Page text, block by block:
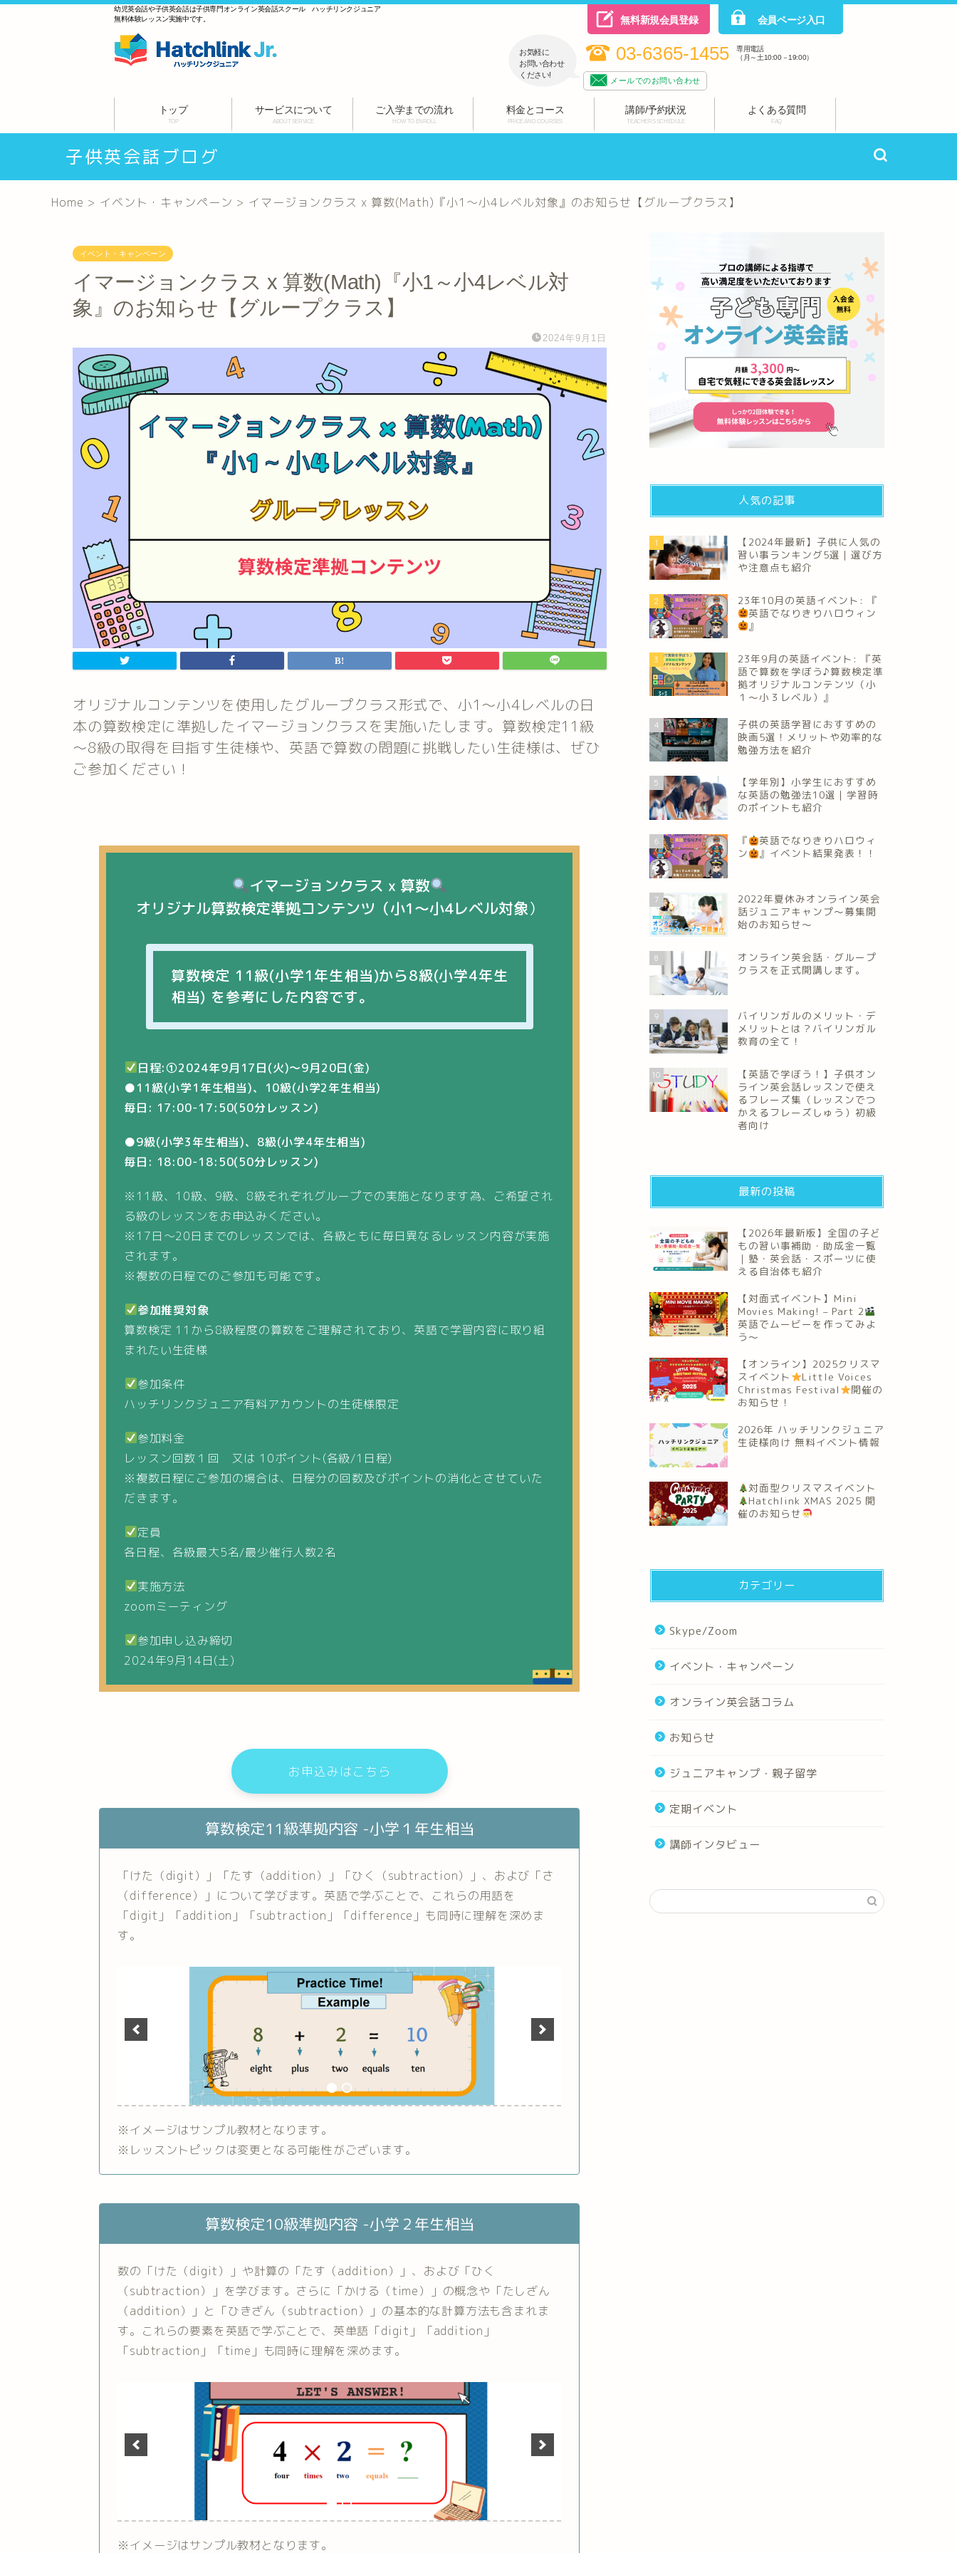
幼児英会話や子供英会話は子供専門オンライン英会話スクール ハッチリンクジュニア
無料体験レッスン実施中です。
無料新規会員登録 会員ページ入口
03-6365-1455
専用電話
（月～土10:00－19:00）
メールでのお問い合わせ
お気軽に
お問い合わせ
ください!
トップ
TOP
サービスについて
ABOUT SERVICE
ご入学までの流れ
HOW TO ENROLL
料金とコース
PRICE AND COURSES
講師/予約状況
TEACHERS SCHEDULE
よくある質問
FAQ
子供英会話ブログ
Home > イベント・キャンペーン > イマージョンクラス x 算数(Math)『小1～小4レベル対象』のお知らせ【グループクラス】
イベント・キャンペーン
イマージョンクラス x 算数(Math)『小1～小4レベル対
象』のお知らせ【グループクラス】
2024年9月1日
オリジナルコンテンツを使用したグループクラス形式で、小1～小4レベルの日
本の算数検定に準拠したイマージョンクラスを実施いたします。算数検定11級
～8級の取得を目指す生徒様や、英語で算数の問題に挑戦したい生徒様は、ぜひ
ご参加ください！
イマージョンクラス x 算数
オリジナル算数検定準拠コンテンツ（小1～小4レベル対象）
算数検定 11級(小学1年生相当)から8級(小学4年生
相当) を参考にした内容です。
日程:①2024年9月17日(火)～9月20日(金)
●11級(小学1年生相当)、10級(小学2年生相当)
毎日: 17:00-17:50(50分レッスン)
●9級(小学3年生相当)、8級(小学4年生相当)
毎日: 18:00-18:50(50分レッスン)
※11級、10級、9級、8級それぞれグループでの実施となります為、ご希望され
る級のレッスンをお申込みください。
※17日～20日までのレッスンでは、各級ともに毎日異なるレッスン内容が実施
されます。
※複数の日程でのご参加も可能です。
参加推奨対象
算数検定 11から8級程度の算数をご理解されており、英語で学習内容に取り組
まれたい生徒様
参加条件
ハッチリンクジュニア有料アカウントの生徒様限定
参加料金
レッスン回数１回 又は 10ポイント(各級/1日程)
※複数日程にご参加の場合は、日程分の回数及びポイントの消化とさせていた
だきます。
定員
各日程、各級最大5名/最少催行人数2名
実施方法
zoomミーティング
参加申し込み締切
2024年9月14日(土)
お申込みはこちら
算数検定11級準拠内容 -小学１年生相当
「けた（digit）」「たす（addition）」「ひく（subtraction）」、および「さ
（difference）」について学びます。英語で学ぶことで、これらの用語を
「digit」「addition」「subtraction」「difference」も同時に理解を深めま
す。
※イメージはサンプル教材となります。
※レッスントピックは変更となる可能性がございます。
算数検定10級準拠内容 -小学２年生相当
数の「けた（digit）」や計算の「たす（addition）」、および「ひく
（subtraction）」を学びます。さらに「かける（time）」の概念や「たしざん
（addition）」と「ひきざん（subtraction）」の基本的な計算方法も含まれま
す。これらの要素を英語で学ぶことで、英単語「digit」「addition」
「subtraction」「time」も同時に理解を深めます。
※イメージはサンプル教材となります。
人気の記事
1
【2024年最新】子供に人気の
習い事ランキング5選｜選び方
や注意点も紹介
2
23年10月の英語イベント: 『
英語でなりきりハロウィン
』
3
23年9月の英語イベント: 『英
語で算数を学ぼう♪算数検定準
拠オリジナルコンテンツ（小
１～小３レベル）』
4
子供の英語学習におすすめの
映画5選！メリットや効率的な
勉強方法を紹介
5
【学年別】小学生におすすめ
な英語の勉強法10選｜学習時
のポイントも紹介
6 『
英語でなりきりハロウィ
ン
』イベント結果発表！！
7
2022年夏休みオンライン英会
話ジュニアキャンプ～募集開
始のお知らせ～
8
オンライン英会話・グループ
クラスを正式開講します。
9
バイリンガルのメリット・デ
メリットとは？バイリンガル
教育の全て！
10
【英語で学ぼう！】子供オン
ライン英会話レッスンで使え
るフレーズ集（レッスンでつ
かえるフレーズしゅう）初級
者向け
最新の投稿
【2026年最新版】全国の子ど
もの習い事補助・助成金一覧
｜塾・英会話・スポーツに使
える自治体も紹介
【対面式イベント】Mini
Movies Making! – Part 2
英語でムービーを作ってみよ
う～
【オンライン】2025クリスマ
スイベント
Little Voices
Christmas Festival
開催の
お知らせ！
2026年 ハッチリンクジュニア
生徒様向け 無料イベント情報
対面型クリスマスイベント
Hatchlink XMAS 2025 開
催のお知らせ
カテゴリー
Skype/Zoom
イベント・キャンペーン
オンライン英会話コラム
お知らせ
ジュニアキャンプ・親子留学
定期イベント
講師インタビュー